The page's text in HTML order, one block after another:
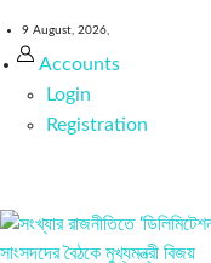
9 August, 2026,
Accounts
Login
Registration